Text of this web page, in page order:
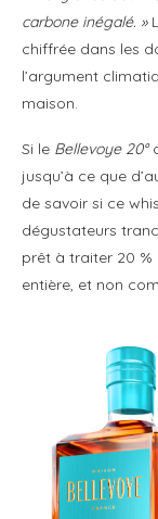
carbone inégalé. »
chiffrée dans les
l’argument
maison.
Si le Bellevoye 20°
jusqu’à ce que
de savoir si ce
dégustateurs
prêt à traiter 20
entière, et non